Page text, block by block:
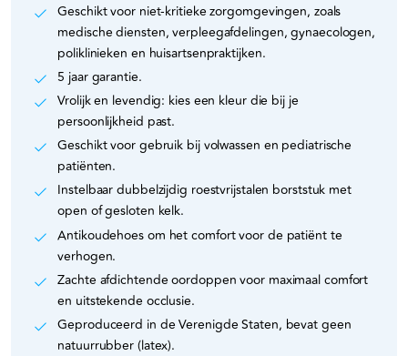
Geschikt voor niet-kritieke zorgomgevingen, zoals
medische diensten, verpleegafdelingen, gynaecologen,
poliklinieken en huisartsenpraktijken.
5 jaar garantie.
Vrolijk en levendig: kies een kleur die bij je
persoonlijkheid past.
Geschikt voor gebruik bij volwassen en pediatrische
patiënten.
Instelbaar dubbelzijdig roestvrijstalen borststuk met
open of gesloten kelk.
Antikoudehoes om het comfort voor de patiënt te
verhogen.
Zachte afdichtende oordoppen voor maximaal comfort
en uitstekende occlusie.
Geproduceerd in de Verenigde Staten, bevat geen
natuurrubber (latex).